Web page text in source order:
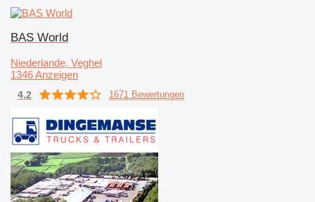
BAS World
Niederlande, Veghel
1346 Anzeigen
4.2 1671 Bewertungen